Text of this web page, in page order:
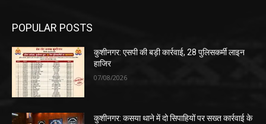
POPULAR POSTS
कुशीनगर: एसपी की बड़ी कार्रवाई, 28 पुलिसकर्मी लाइन
हाजिर
07/08/2026
कुशीनगर: कसया थाने में दो सिपाहियों पर सख्त कार्रवाई के